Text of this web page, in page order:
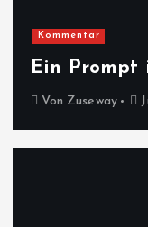
Kommentar
Ein Prompt
Von Zuseway